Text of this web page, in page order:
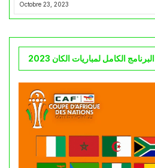
Octobre 23, 2023
البرنامج الكامل لمباريات الكان 2023